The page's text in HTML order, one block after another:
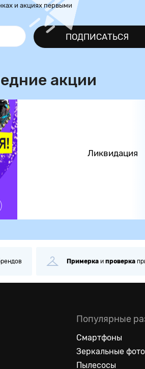
и акциях первыми
ПОДПИСАТЬСЯ
акции
Ликвидация
Примерка и проверка
Популярные
Смартфоны
Зеркальные
Пылесосы